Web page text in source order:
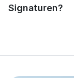
Signaturen?